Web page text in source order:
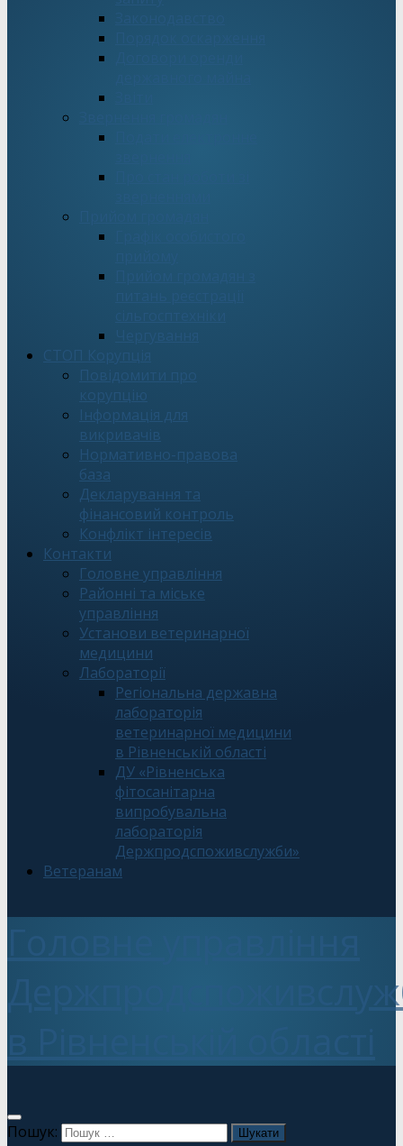
СТОП Корупція
Повідомити про
корупцію
Інформація для
викривачів
Нормативно-правова
база
Декларування та
фінансовий контроль
Конфлікт інтересів
Контакти
Головне управління
Районні та міське
управління
Установи ветеринарної
медицини
Лабораторії
Регіональна державна
лабораторія
ветеринарної медицини
в Рівненській області
ДУ «Рівненська
фітосанітарна
випробувальна
лабораторія
Держпродспоживслужби»
Ветеранам
Пошук: